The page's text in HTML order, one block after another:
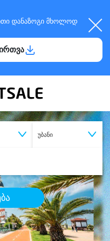
დანაზოგი მხოლოდ
უბანი
მომსახურება